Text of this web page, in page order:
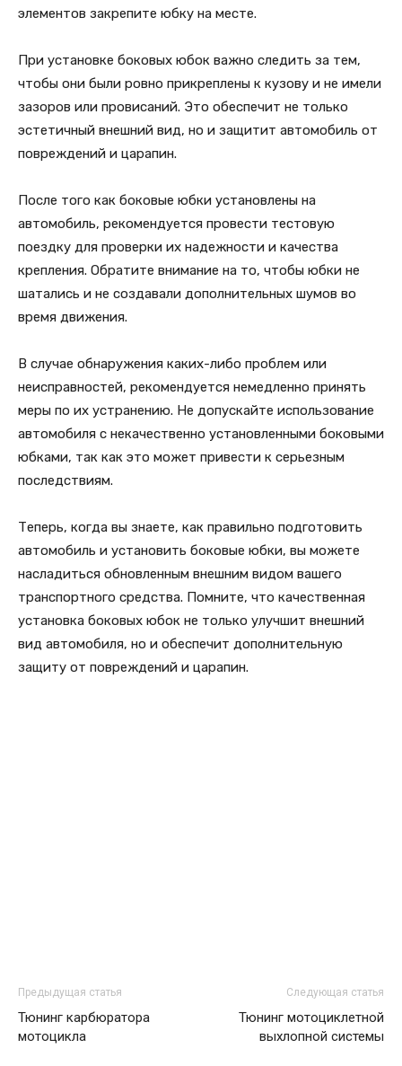
элементов закрепите юбку на месте.
При установке боковых юбок важно следить за тем,
чтобы они были ровно прикреплены к кузову и не имели
зазоров или провисаний. Это обеспечит не только
эстетичный внешний вид, но и защитит автомобиль от
повреждений и царапин.
После того как боковые юбки установлены на
автомобиль, рекомендуется провести тестовую
поездку для проверки их надежности и качества
крепления. Обратите внимание на то, чтобы юбки не
шатались и не создавали дополнительных шумов во
время движения.
В случае обнаружения каких-либо проблем или
неисправностей, рекомендуется немедленно принять
меры по их устранению. Не допускайте использование
автомобиля с некачественно установленными боковыми
юбками, так как это может привести к серьезным
последствиям.
Теперь, когда вы знаете, как правильно подготовить
автомобиль и установить боковые юбки, вы можете
насладиться обновленным внешним видом вашего
транспортного средства. Помните, что качественная
установка боковых юбок не только улучшит внешний
вид автомобиля, но и обеспечит дополнительную
защиту от повреждений и царапин.
Предыдущая статья
Тюнинг карбюратора
мотоцикла
Следующая статья
Тюнинг мотоциклетной
выхлопной системы